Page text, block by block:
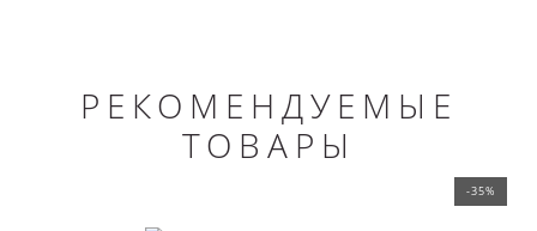
РЕКОМЕНДУЕМЫЕ
ТОВАРЫ
-35%